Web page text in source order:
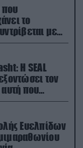
που
το
με
Η SEAL
τον
που
του F-15
Ευελπίδων